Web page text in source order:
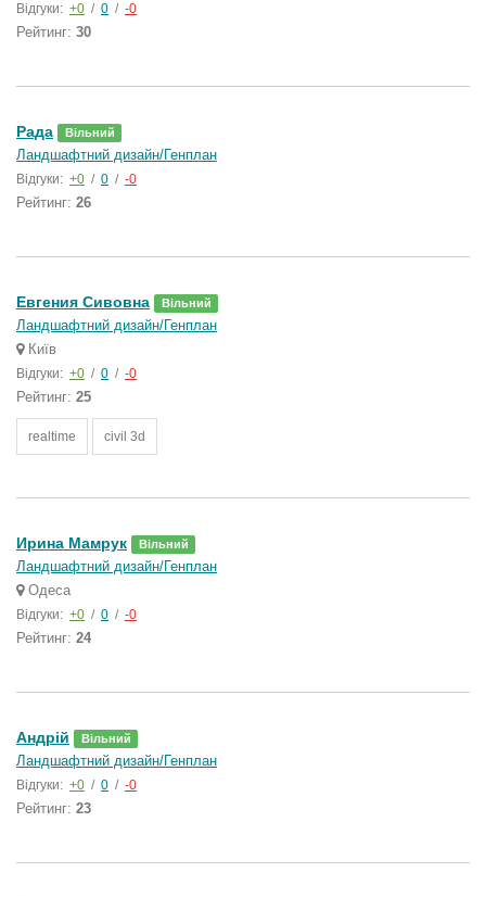
Відгуки: +0 / 0 / -0
Рейтинг: 30
Рада Вільний
Ландшафтний дизайн/Генплан
Відгуки: +0 / 0 / -0
Рейтинг: 26
Евгения Сивовна Вільний
Ландшафтний дизайн/Генплан
Київ
Відгуки: +0 / 0 / -0
Рейтинг: 25
realtime civil 3d
Ирина Мамрук Вільний
Ландшафтний дизайн/Генплан
Одеса
Відгуки: +0 / 0 / -0
Рейтинг: 24
Андрій Вільний
Ландшафтний дизайн/Генплан
Відгуки: +0 / 0 / -0
Рейтинг: 23